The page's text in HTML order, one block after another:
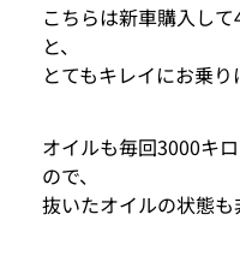
こちらは新車購入し
と、
とてもキレイにお乗り
オイルも毎回3000キ
ので、
抜いたオイルの状態も